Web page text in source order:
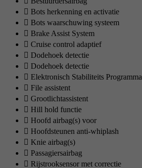
Bots herkenning en activatie
Bots waarschuwing systeem
Brake Assist System
Cruise control adaptief
Dodehoek detectie
Dodehoek detectie
Elektronisch Stabiliteits Programma
File assistent
Grootlichtassistent
Hill hold functie
Hoofd airbag(s) voor
Hoofdsteunen anti-whiplash
Knie airbag(s)
Passagiersairbag
Rijstrooksensor met correctie